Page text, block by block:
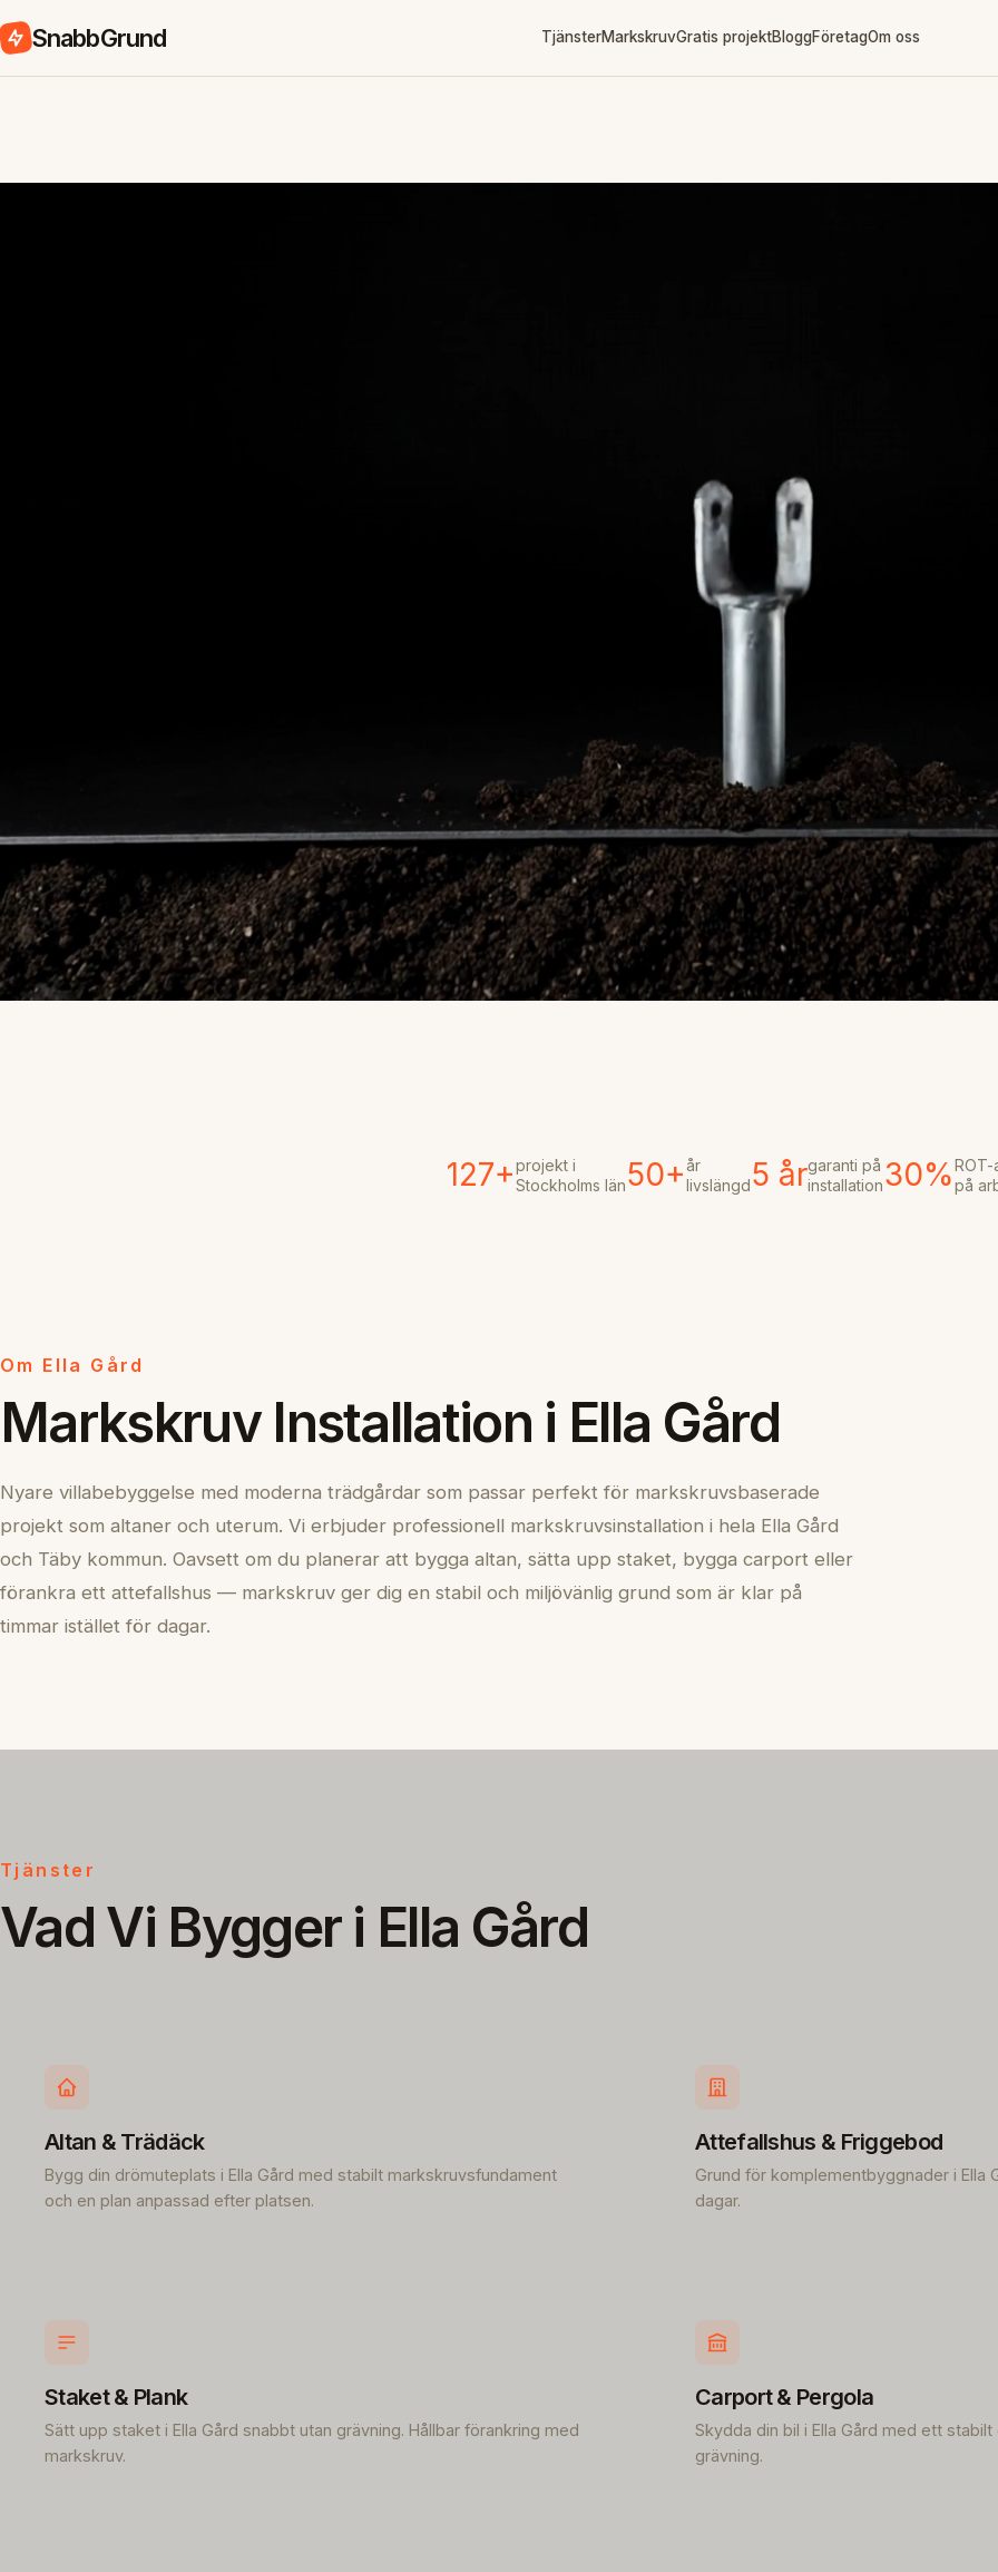
SnabbGrund TjänsterMarkskruvGratis projektBloggFöretagOm oss
127+projekt i
Stockholms län50+ år
livslängd5 årgaranti på
installation30%på
Om Ella Gård
Markskruv Installation i Ella Gård
Nyare villabebyggelse med moderna trädgårdar som passar perfekt för markskruvsbaserade
projekt som altaner och uterum. Vi erbjuder professionell markskruvsinstallation i hela Ella Gård
och Täby kommun. Oavsett om du planerar att bygga altan, sätta upp staket, bygga carport eller
förankra ett attefallshus — markskruv ger dig en stabil och miljövänlig grund som är klar på
timmar istället för dagar.
Tjänster
Vad Vi Bygger i Ella Gård
Altan & Trädäck
Bygg din drömuteplats i Ella Gård med stabilt markskruvsfundament
och en plan anpassad efter platsen.
Attefallshus & Friggebod
Grund för komplementbyggnader i Ella
dagar.
Staket & Plank
Sätt upp staket i Ella Gård snabbt utan grävning. Hållbar förankring med
markskruv.
Carport & Pergola
Skydda din bil i Ella Gård med ett
grävning.